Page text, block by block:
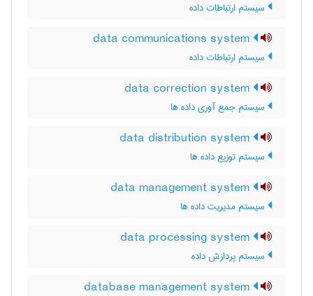
سیستم ارتباطات داده
سیستم ارتباطات داده
سیستم جمع آوری داده ها
سیستم توزیع داده ها
سیستم مدیریت داده ها
سیستم پردازش داده